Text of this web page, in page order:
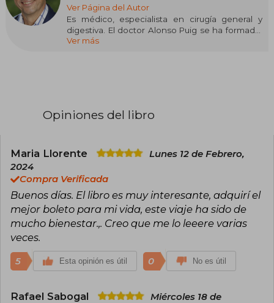
Ver Página del Autor
Es médico, especialista en cirugía general y
digestiva. El doctor Alonso Puig se ha formado,
entre otros lugares, en la Universidad de
Ver más
Opiniones del libro
Maria Llorente
Lunes 12 de Febrero,
2024
Compra Verificada
Buenos días. El libro es muy interesante, adquirí el
mejor boleto para mi vida, este viaje ha sido de
mucho bienestar.,. Creo que me lo leeere varias
veces.
5 Esta opinión es útil 0 No es útil
Rafael Sabogal
Miércoles 18 de